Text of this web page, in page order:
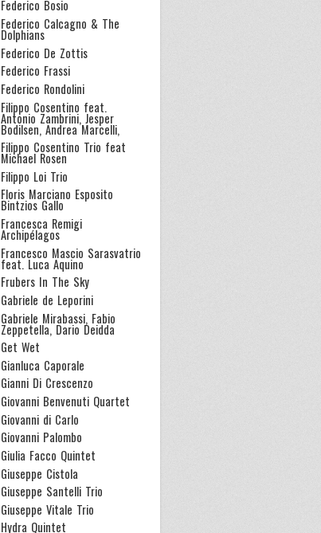
Federico Bosio
Federico Calcagno & The
Dolphians
Federico De Zottis
Federico Frassi
Federico Rondolini
Filippo Cosentino feat.
Antonio Zambrini, Jesper
Bodilsen, Andrea Marcelli,
Filippo Cosentino Trio feat
Michael Rosen
Filippo Loi Trio
Floris Marciano Esposito
Bintzios Gallo
Francesca Remigi
Archipélagos
Francesco Mascio Sarasvatrio
feat. Luca Aquino
Frubers In The Sky
Gabriele de Leporini
Gabriele Mirabassi, Fabio
Zeppetella, Dario Deidda
Get Wet
Gianluca Caporale
Gianni Di Crescenzo
Giovanni Benvenuti Quartet
Giovanni di Carlo
Giovanni Palombo
Giulia Facco Quintet
Giuseppe Cistola
Giuseppe Santelli Trio
Giuseppe Vitale Trio
Hydra Quintet